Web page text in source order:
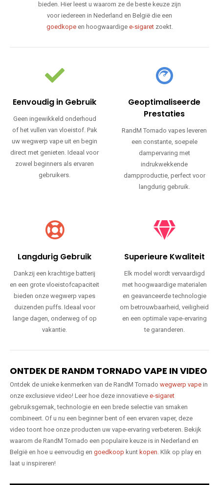
bieden. Hier leest u waarom ze de beste keuze zijn
voor iedereen in Nederland en België die een
goedkopeen hoogwaardige e-sigaretzoekt.
Eenvoudig in Gebruik
Geen ingewikkeld onderhoud
of het vullen van vloeistof. Pak
uw wegwerp vape uit en begin
direct met genieten. Ideaal voor
zowel beginners als ervaren
gebruikers.
Geoptimaliseerde
Prestaties
RandM Tornado vapes leveren
een constante, soepele
dampervaring met
indrukwekkende
dampproductie, perfect voor
langdurig gebruik.
Langdurig Gebruik
Dankzij een krachtige batterij
en een grote vloeistofcapaciteit
bieden onze wegwerp vapes
duizenden puffs. Ideaal voor
lange dagen, onderweg of op
vakantie.
Superieure Kwaliteit
Elk model wordt vervaardigd
met hoogwaardige materialen
en geavanceerde technologie
om betrouwbaarheid, veiligheid
en een optimale vape-ervaring
te garanderen.
ONTDEK DE RANDM TORNADO VAPE IN VIDEO
Ontdek de unieke kenmerken van de RandM Tornado wegwerp vape in
onze exclusieve video! Leer hoe deze innovatieve e-sigaret
gebruiksgemak, technologie en een brede selectie van smaken
combineert. Of u nu een beginner bent of een ervaren vaper, deze
video toont hoe onze producten uw vape-ervaring verbeteren. Bekijk
waarom de RandM Tornado een populaire keuze is in Nederland en
België en hoe u eenvoudig en goedkoop kunt kopen. Klik op play en
laat u inspireren!